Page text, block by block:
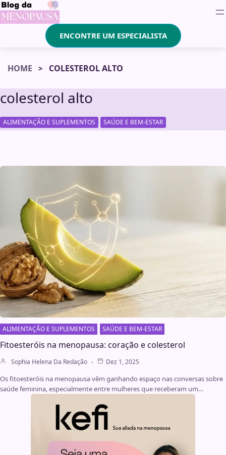
ENCONTRE UM ESPECIALISTA
HOME COLESTEROL ALTO
colesterol alto
ALIMENTAÇÃO E SUPLEMENTOS , SAÚDE E BEM-ESTAR
ALIMENTAÇÃO E SUPLEMENTOS SAÚDE E BEM-ESTAR
Fitoesteróis na menopausa: coração e colesterol
Sophia Helena Da Redação Dez 1, 2025
Os fitoesteróis na menopausa vêm ganhando espaço nas conversas sobre
saúde feminina, especialmente entre mulheres que receberam um…